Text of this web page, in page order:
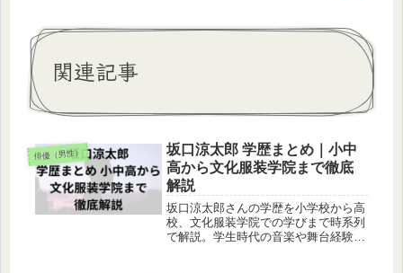
関連記事
俳優（男性）
坂口涼太郎 学歴まとめ｜小中
高から文化服装学院まで徹底
解説
坂口涼太郎さんの学歴を小学校から高
校、文化服装学院での学びまで時系列
で解説。学生時代の音楽や舞台経験が